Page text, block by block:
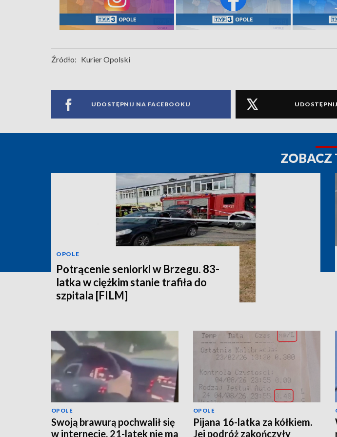
Źródło: Kurier Opolski
UDOSTĘPNIJ NA FACEBOOKU
ZOBACZ
OPOLE
Potrącenie seniorki w Brzegu. 83-
latka w ciężkim stanie trafiła do
szpitala [FILM]
OPOLE
Swoją brawurą pochwalił się
w internecie. 21-latek nie ma
OPOLE
Pijana 16-latka za kółkiem.
Jej podróż zakończyły